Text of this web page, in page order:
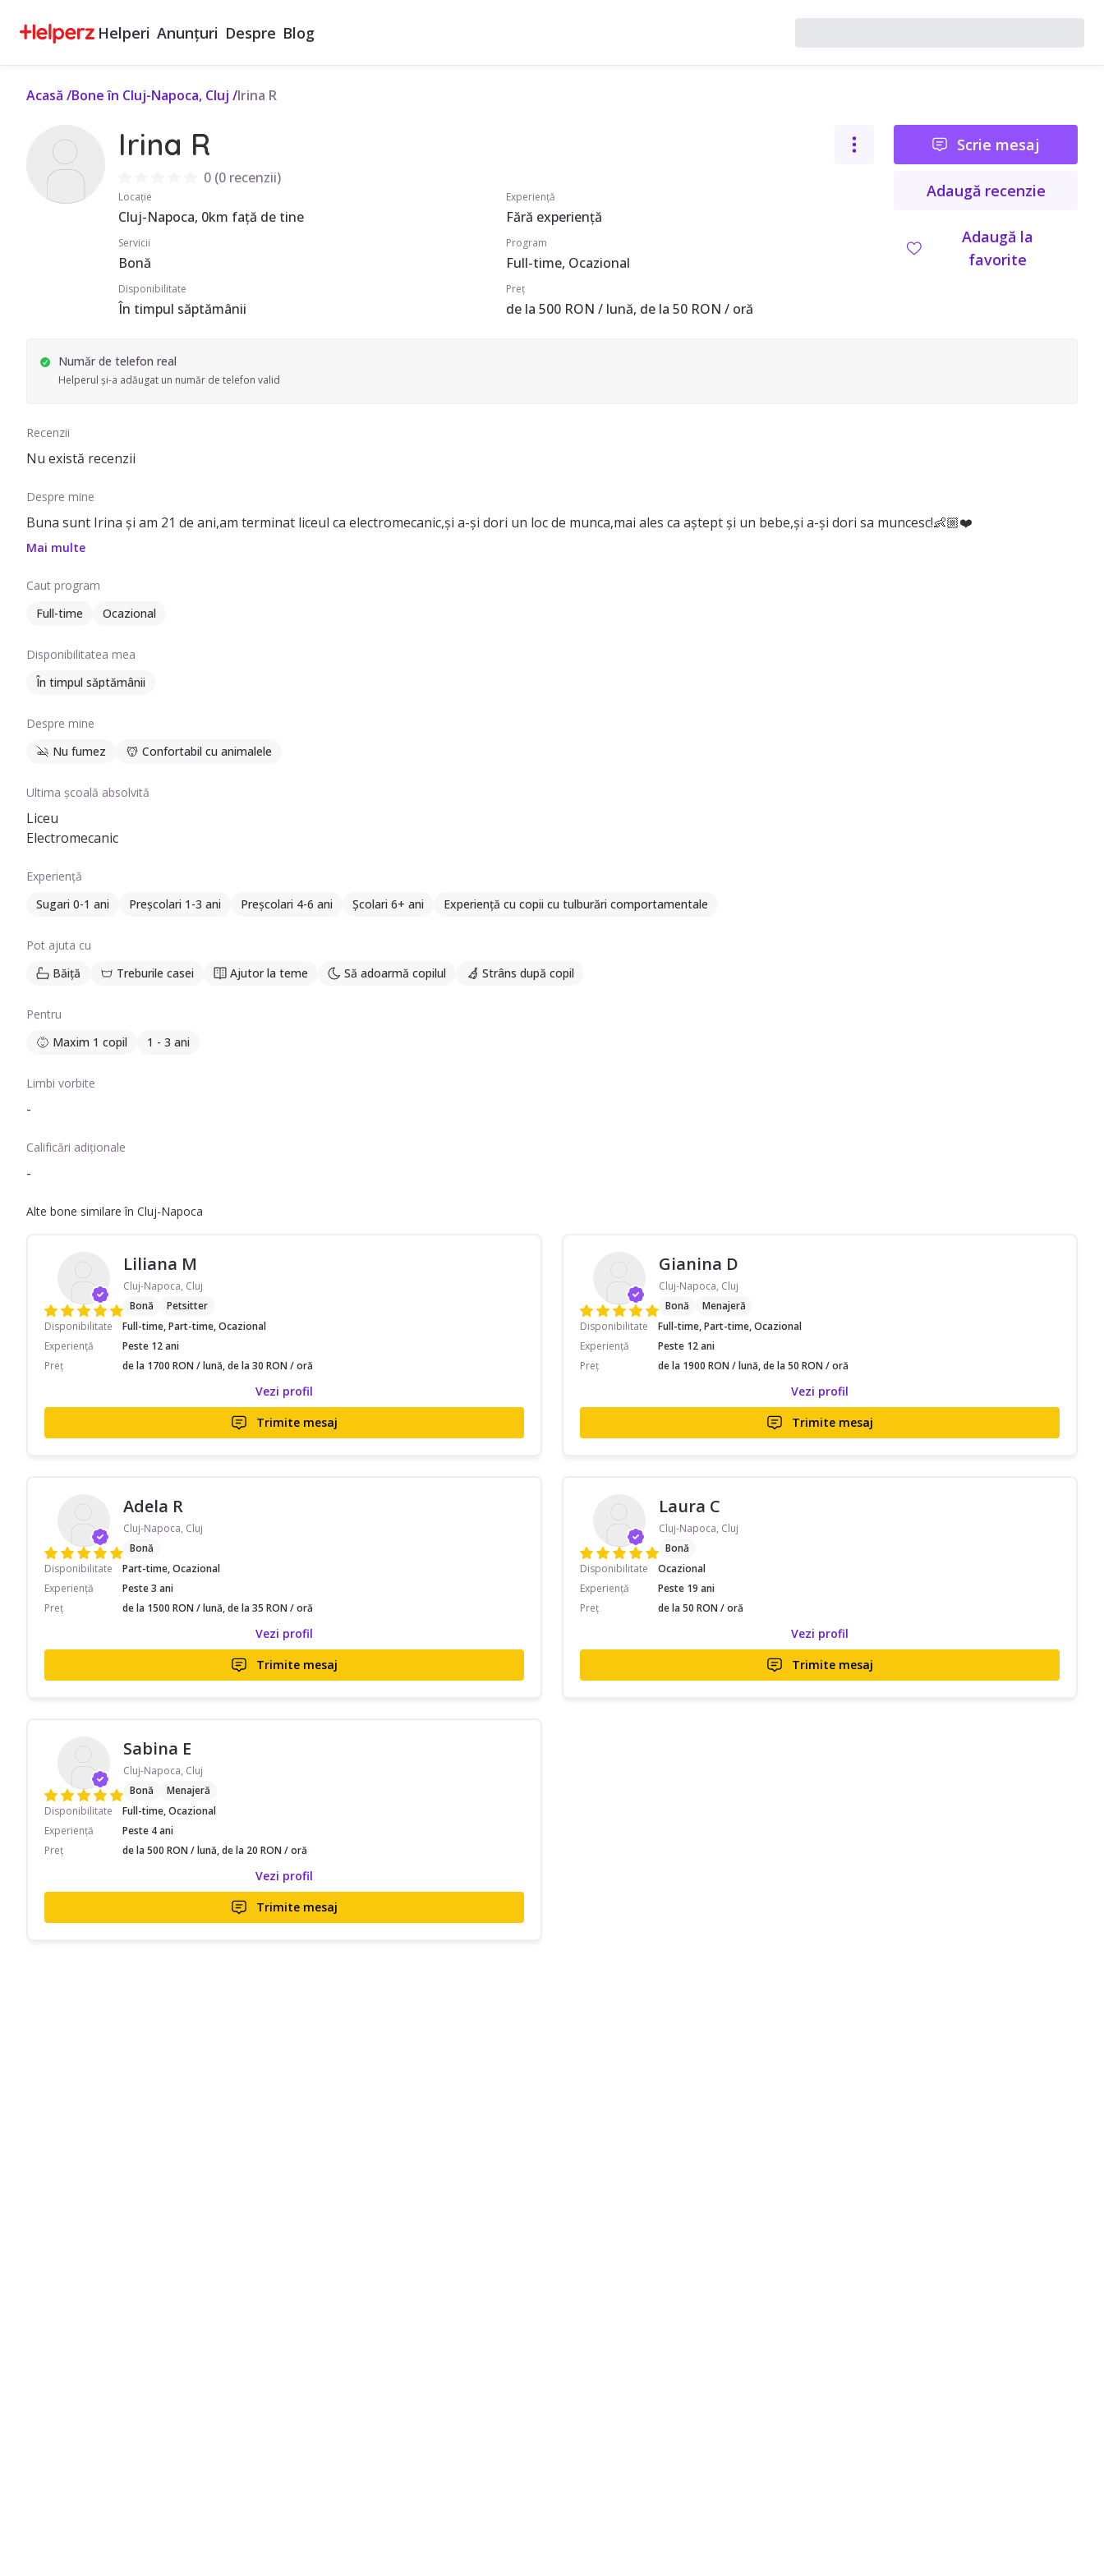
Helperi Anunțuri Despre Blog
Acasă /Bone în Cluj-Napoca, Cluj /Irina R
Irina R
0(0 recenzii)
Locație
Cluj-Napoca, 0km față de tine
Experiență
Fără experiență
Servicii
Bonă
Program
Full-time, Ocazional
Disponibilitate
În timpul săptămânii
Preț
de la 500 RON / lună, de la 50 RON / oră
Scrie mesaj
Adaugă recenzie
Adaugă la
favorite
Număr de telefon real
Helperul și-a adăugat un număr de telefon valid
Recenzii
Nu există recenzii
Despre mine
Buna sunt Irina și am 21 de ani,am terminat liceul ca electromecanic,și a-și dori un loc de munca,mai ales ca aștept și un bebe,și a-și dori sa muncesc!👶🏼❤️
Mai multe
Caut program
Full-time
Ocazional
Disponibilitatea mea
În timpul săptămânii
Despre mine
Nu fumez
Confortabil cu animalele
Ultima școală absolvită
Liceu
Electromecanic
Experiență
Sugari 0-1 ani
Preșcolari 1-3 ani Preșcolari 4-6 ani Școlari 6+ ani Experiență cu copii cu tulburări comportamentale
Pot ajuta cu
Băiță
Treburile casei Ajutor la teme Să adoarmă copilul Strâns după copil
Pentru
Maxim 1 copil
1 - 3 ani
Limbi vorbite
-
Calificări adiționale
-
Alte bone similare în Cluj-Napoca
Liliana M
Cluj-Napoca, Cluj
Bonă
Petsitter
Disponibilitate
Full-time, Part-time, Ocazional
Experiență
Peste 12 ani
Preț
de la 1700 RON / lună, de la 30 RON / oră
Vezi profil
Trimite mesaj
Gianina D
Cluj-Napoca, Cluj
Bonă
Menajeră
Disponibilitate
Full-time, Part-time, Ocazional
Experiență
Peste 12 ani
Preț
de la 1900 RON / lună, de la 50 RON / oră
Vezi profil
Trimite mesaj
Adela R
Cluj-Napoca, Cluj
Bonă
Disponibilitate
Part-time, Ocazional
Experiență
Peste 3 ani
Preț
de la 1500 RON / lună, de la 35 RON / oră
Vezi profil
Trimite mesaj
Laura C
Cluj-Napoca, Cluj
Bonă
Disponibilitate
Ocazional
Experiență
Peste 19 ani
Preț
de la 50 RON / oră
Vezi profil
Trimite mesaj
Sabina E
Cluj-Napoca, Cluj
Bonă
Menajeră
Disponibilitate
Full-time, Ocazional
Experiență
Peste 4 ani
Preț
de la 500 RON / lună, de la 20 RON / oră
Vezi profil
Trimite mesaj